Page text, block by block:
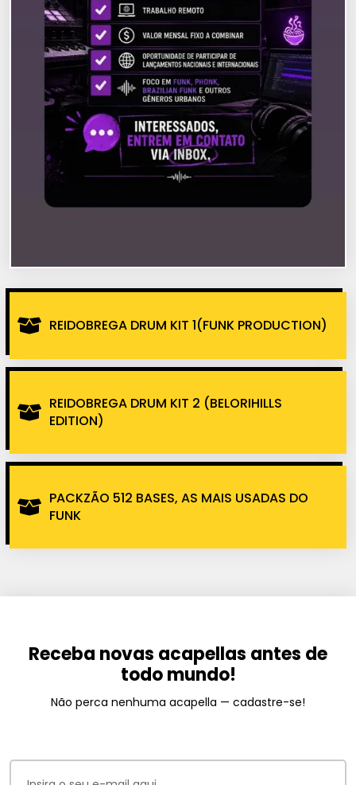
REIDOBREGA DRUM KIT 1(FUNK PRODUCTION)
REIDOBREGA DRUM KIT 2 (BELORIHILLS
EDITION)
PACKZÃO 512 BASES, AS MAIS USADAS DO
FUNK
Receba novas acapellas antes de
todo mundo!
Não perca nenhuma acapella — cadastre-se!